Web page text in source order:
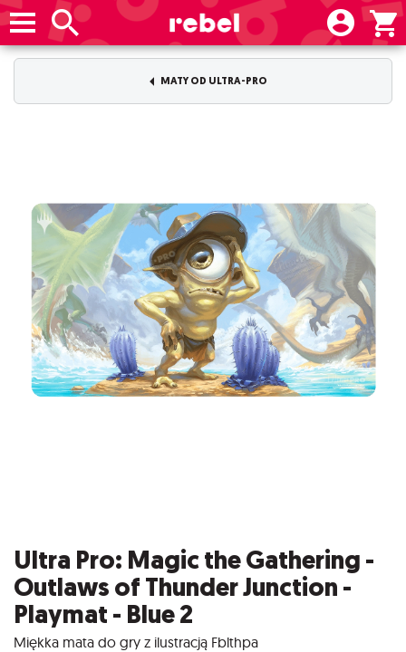
MATY OD ULTRA-PRO
Ultra Pro: Magic the Gathering -
Outlaws of Thunder Junction -
Playmat - Blue 2
Miękka mata do gry z ilustracją Fblthpa